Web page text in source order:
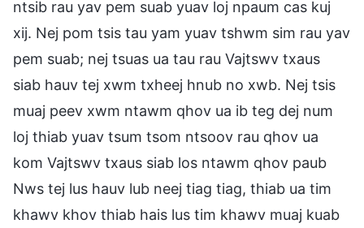
ntsib rau yav pem suab yuav loj npaum cas kuj
xij. Nej pom tsis tau yam yuav tshwm sim rau yav
pem suab; nej tsuas ua tau rau Vajtswv txaus
siab hauv tej xwm txheej hnub no xwb. Nej tsis
muaj peev xwm ntawm qhov ua ib teg dej num
loj thiab yuav tsum tsom ntsoov rau qhov ua
kom Vajtswv txaus siab los ntawm qhov paub
Nws tej lus hauv lub neej tiag tiag, thiab ua tim
khawv khov thiab hais lus tim khawv muaj kuab